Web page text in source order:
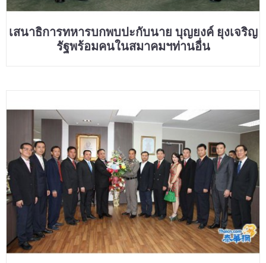
เสนาธิการทหารบกพบปะกับนาย บุญยงค์ ยุงเจริญ
รัฐพร้อมคนในสมาคมฯท่านอื่น